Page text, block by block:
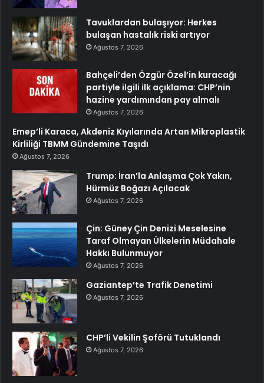
Tavuklardan bulaşıyor: Herkes
bulaşan hastalık riski artıyor
Ağustos 7, 2026
Bahçeli’den Özgür Özel’in kuracağı
partiyle ilgili ilk açıklama: CHP’nin
hazine yardımından pay almalı
Ağustos 7, 2026
Emep’li Karaca, Akdeniz Kıyılarında Artan Mikroplastik
Kirliliği TBMM Gündemine Taşıdı
Ağustos 7, 2026
Trump: İran’la Anlaşma Çok Yakın,
Hürmüz Boğazı Açılacak
Ağustos 7, 2026
Çin: Güney Çin Denizi Meselesine
Taraf Olmayan Ülkelerin Müdahale
Hakkı Bulunmuyor
Ağustos 7, 2026
Gaziantep’te Trafik Denetimi
Ağustos 7, 2026
CHP’li Vekilin Şoförü Tutuklandı
Ağustos 7, 2026